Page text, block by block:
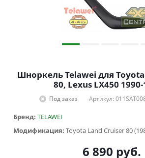
Шноркель Telawei для
80, Lexus LX450
Под заказ Артикул:
Бренд: TELAWEI
Модификация: Toyota Land Cruiser 80
6 890 руб.